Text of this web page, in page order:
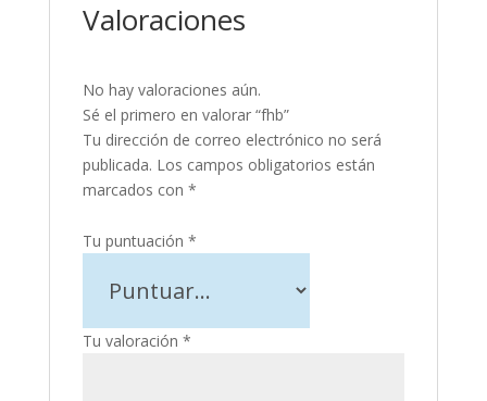
Valoraciones
No hay valoraciones aún.
Sé el primero en valorar “fhb”
Tu dirección de correo electrónico no será
publicada. Los campos obligatorios están
marcados con *
Tu puntuación *
Tu valoración *